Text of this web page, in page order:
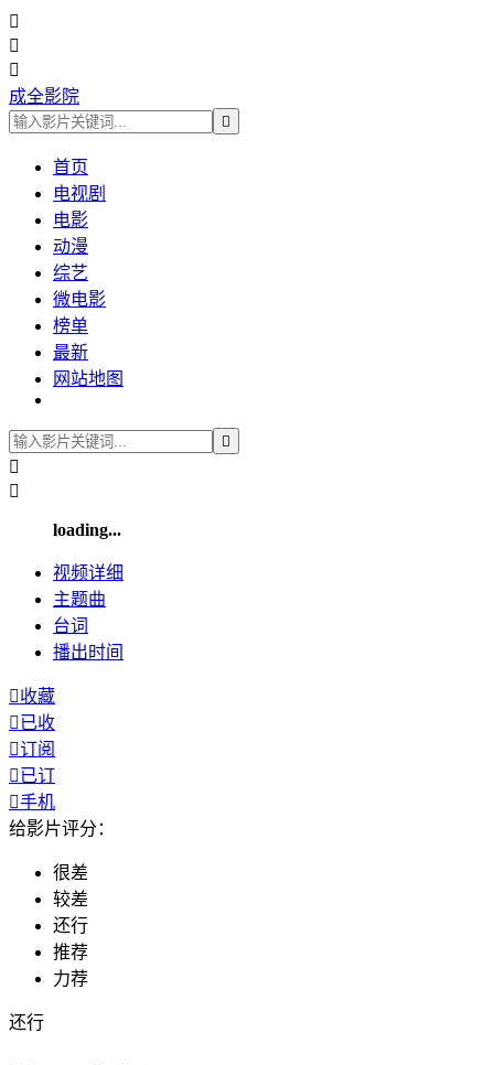



成全影院

首页
电视剧
电影
动漫
综艺
微电影
榜单
最新
网站地图



loading...
视频详细
主题曲
台词
播出时间
收藏
已收
订阅
已订
手机
给影片评分：
很差
较差
还行
推荐
力荐
还行